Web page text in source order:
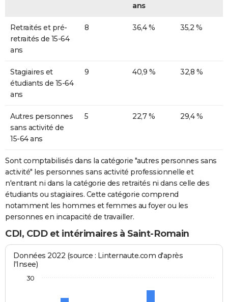
ans
Retraités et pré-
retraités de 15-64
ans
8 36,4 % 35,2 %
Stagiaires et
étudiants de 15-64
ans
9 40,9 % 32,8 %
Autres personnes
sans activité de
15-64 ans
5 22,7 % 29,4 %
Sont comptabilisés dans la catégorie "autres personnes sans
activité" les personnes sans activité professionnelle et
n'entrant ni dans la catégorie des retraités ni dans celle des
étudiants ou stagiaires. Cette catégorie comprend
notamment les hommes et femmes au foyer ou les
personnes en incapacité de travailler.
CDI, CDD et intérimaires à Saint-Romain
Données 2022 (source : Linternaute.com d'après
l'Insee)
30